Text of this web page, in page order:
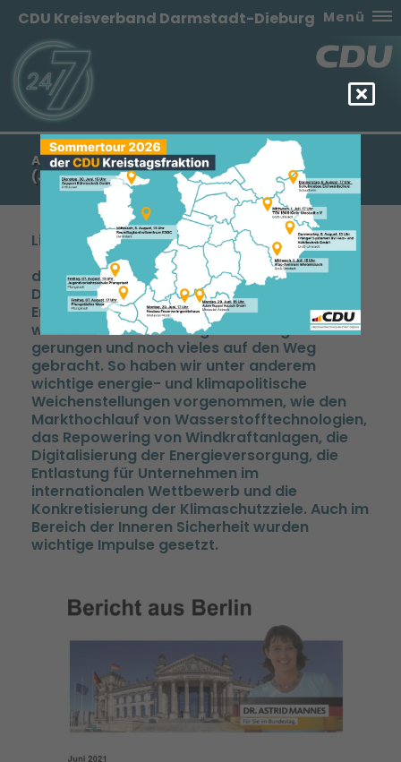
CDU Kreisverband Darmstadt-Dieburg Menü
AKTUELLE AUSGABE DES BERICHTS AUS BERLIN
(JUNI 2021) JETZT ONLINE!
Liebe Leserin, lieber Leser,
die letzte reguläre Sitzungswoche des
Deutschen Bundestages ist am 25. Juni zu
Ende gegangen. Bis zur letzten Stunde haben
wir Parlamentarier um gute Lösungen
gerungen und noch vieles auf den Weg
gebracht. So haben wir unter anderem
wichtige energie- und klimapolitische
Weichenstellungen vorgenommen, wie den
Markthochlauf von Wasserstofftechnologien,
das Repowering von Windkraftanlagen, die
Digitalisierung der Energieversorgung, die
Entlastung für Unternehmen im
internationalen Wettbewerb und die
Konkretisierung der Klimaschutzziele. Auch im
Bereich der Inneren Sicherheit wurden
wichtige Impulse gesetzt.